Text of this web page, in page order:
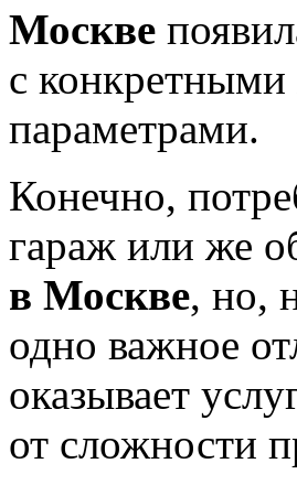
Москве
с конкретными
параметрами.
Конечно,
гараж или же
в Москве, но,
одно важное
оказывает
от сложности